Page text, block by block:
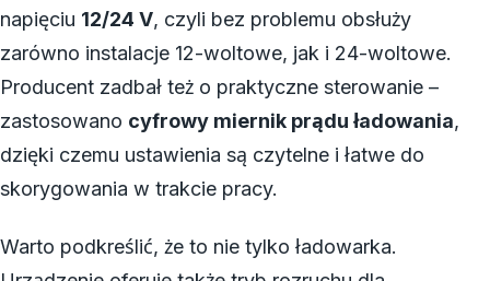
napięciu 12/24 V, czyli bez problemu obsłuży
zarówno instalacje 12-woltowe, jak i 24-woltowe.
Producent zadbał też o praktyczne sterowanie –
zastosowano cyfrowy miernik prądu ładowania,
dzięki czemu ustawienia są czytelne i łatwe do
skorygowania w trakcie pracy.
Warto podkreślić, że to nie tylko ładowarka.